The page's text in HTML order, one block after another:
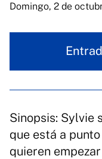
Domingo, 2 de
Sinopsis: Sylvie
que está a
quieren